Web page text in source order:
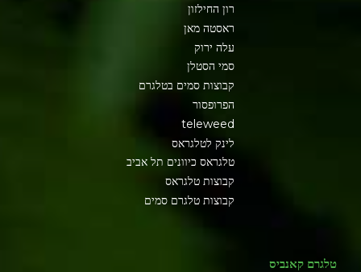
רון החילזון
ראסטה מאן
עלה ירוק
סמי הסטלן
קבוצות סמים בטלגרם
הפרופסור
teleweed
לינק לטלגראס
טלגראס כיוונים תל אביב
קבוצות טלגראס
קבוצות טלגרם סמים
טלגרם קאנביס